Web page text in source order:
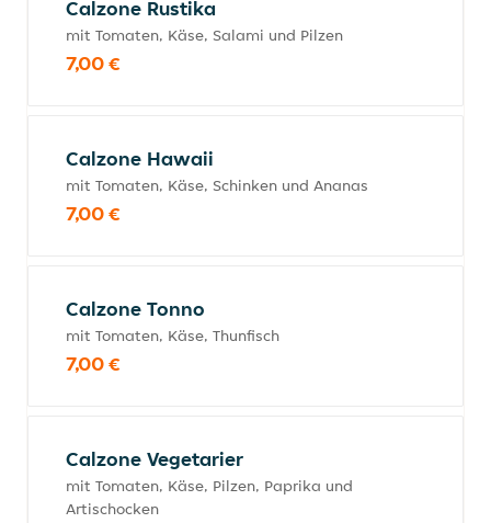
Calzone Rustika
mit Tomaten, Käse, Salami und Pilzen
7,00 €
Calzone Hawaii
mit Tomaten, Käse, Schinken und Ananas
7,00 €
Calzone Tonno
mit Tomaten, Käse, Thunfisch
7,00 €
Calzone Vegetarier
mit Tomaten, Käse, Pilzen, Paprika und
Artischocken